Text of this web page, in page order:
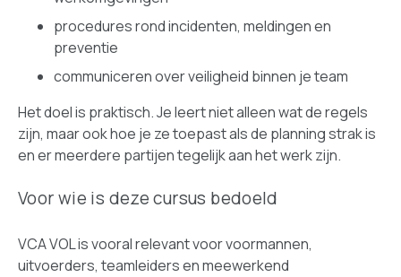
procedures rond incidenten, meldingen en
preventie
communiceren over veiligheid binnen je team
Het doel is praktisch. Je leert niet alleen wat de regels
zijn, maar ook hoe je ze toepast als de planning strak is
en er meerdere partijen tegelijk aan het werk zijn.
Voor wie is deze cursus bedoeld
VCA VOL is vooral relevant voor voormannen,
uitvoerders, teamleiders en meewerkend